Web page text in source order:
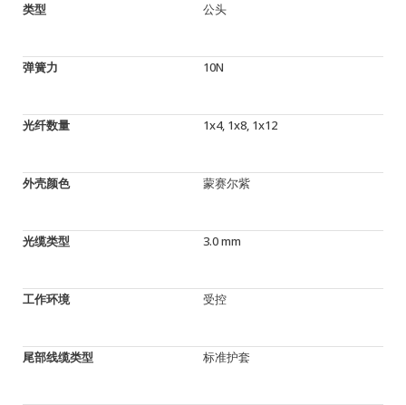
类型 公头
弹簧力 10N
光纤数量 1x4, 1x8, 1x12
外壳颜色 蒙赛尔紫
光缆类型 3.0 mm
工作环境 受控
尾部线缆类型 标准护套